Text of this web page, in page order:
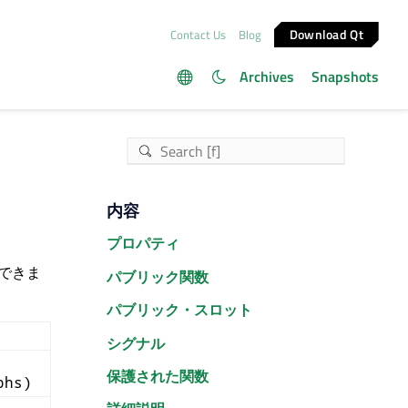
Contact Us Blog Download Qt
Archives Snapshots
きま
内容
プロパティ
パブリック関数
パブリック・スロット
シグナル
保護された関数